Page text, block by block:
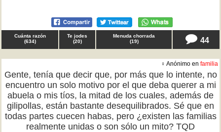
Cuánta razón
(634)
Te jodes
(20)
Menuda chorrada
(19) 44
♀ Anónimo en familia
Gente, tenía que decir que, por más que lo intente, no
encuentro un solo motivo por el que deba querer a mi
abuela o mis tíos, la mitad de los cuales, además de
gilipollas, están bastante desequilibrados. Sé que en
todas partes cuecen habas, pero ¿existen las familias
realmente unidas o son sólo un mito? TQD